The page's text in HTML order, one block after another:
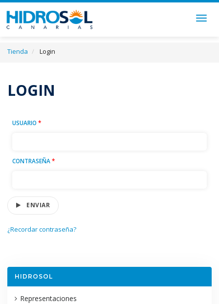
Tienda Login
LOGIN
USUARIO *
CONTRASEÑA*
ENVIAR
¿Recordar contraseña?
HIDROSOL
Representaciones